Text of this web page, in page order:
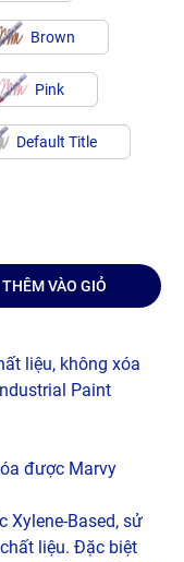
Brown
Pink
Default Title
THÊM VÀO GIỎ
liệu, không xóa
Paint
được Marvy
Xylene-Based, sử
liệu. Đặc biệt